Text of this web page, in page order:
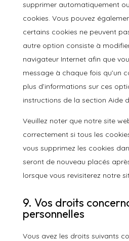
supprimer automatiquement
cookies. Vous pouvez
certains cookies ne peuvent
autre option consiste à
navigateur Internet afin que
message à chaque fois qu’un
plus d’informations sur ces
instructions de la section Aide
Veuillez noter que notre site
correctement si tous les
vous supprimez les cookies
seront de nouveau placés
lorsque vous revisiterez notre
9. Vos droits
personnelles
Vous avez les droits suivants